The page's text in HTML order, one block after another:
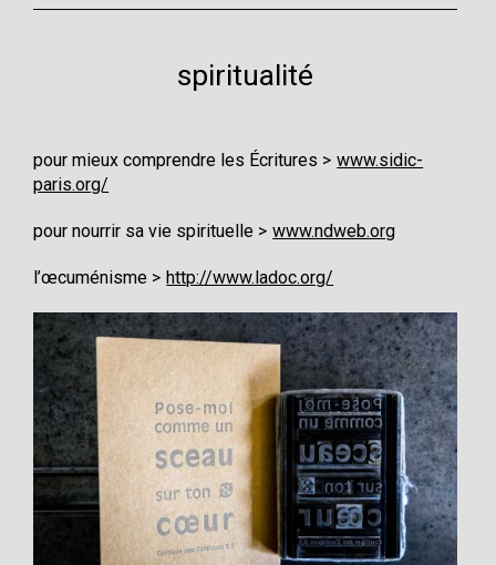
spiritualité
pour mieux comprendre les Écritures
www.sidic-
paris.org/
pour nourrir sa vie spirituelle www.ndweb.org
l’œcuménisme http://www.ladoc.org/